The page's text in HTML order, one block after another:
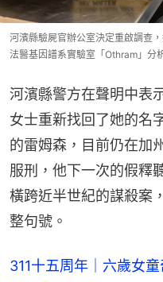
河濱縣驗屍官辦公室決定重啟調查
法醫基因譜系實驗室「Othram」分
河濱縣警方在聲明中表
女士重新找回了她的名
的雷姆森，目前仍在加
服刑，他下一次的假釋
橫跨近半世紀的謀殺案
整句號。
311十五周年｜六歲女